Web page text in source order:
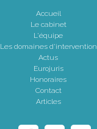
Accueil
Le cabinet
L'équipe
Les domaines d'intervention
Actus
Eurojuris
Honoraires
Contact
Articles